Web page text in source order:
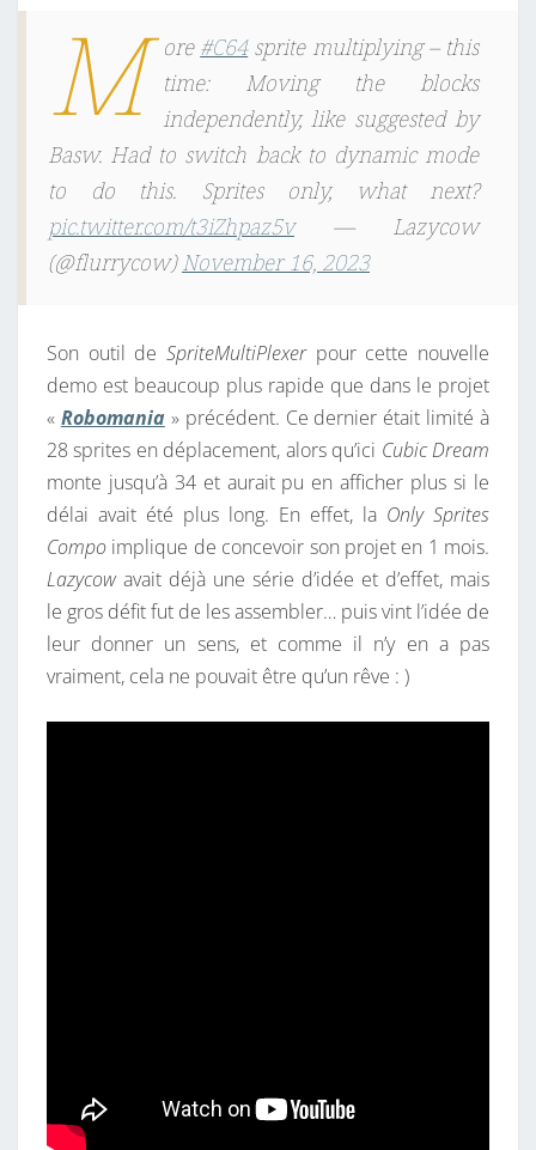
M ore#C64sprite multiplying – this
time: Moving the blocks
independently, like suggested by
Basw. Had to switch back to dynamic mode
to do this. Sprites only, what next?
pic.twitter.com/t3iZhpaz5v
— Lazycow
(@flurrycow)November 16, 2023
Son outil de SpriteMultiPlexerpour cette nouvelle
demo est beaucoup plus rapide que dans le projet
« Robomania » précédent. Ce dernier était limité à
28 sprites en déplacement, alors qu’ici Cubic Dream
monte jusqu’à 34 et aurait pu en afficher plus si le
délai avait été plus long. En effet, la Only Sprites
Compo implique de concevoir son projet en 1 mois.
Lazycowavait déjà une série d’idée et d’effet, mais
le gros défit fut de les assembler… puis vint l’idée de
leur donner un sens, et comme il n’y en a pas
vraiment, cela ne pouvait être qu’un rêve : )